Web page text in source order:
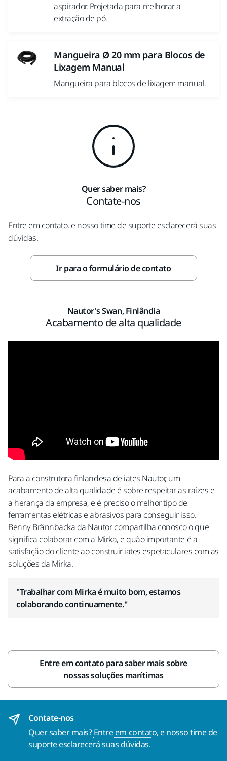
aspirador. Projetada para melhorar a
extração de pó.
Mangueira Ø 20 mm para Blocos de
Lixagem Manual
Mangueira para blocos de lixagem manual.
Quer saber mais?
Contate-nos
Entre em contato, e nosso time de suporte esclarecerá suas
dúvidas.
Ir para o formulário de contato
Nautor's Swan, Finlândia
Acabamento de alta qualidade
Para a construtora finlandesa de iates Nautor, um
acabamento de alta qualidade é sobre respeitar as raízes e
a herança da empresa, e é preciso o melhor tipo de
ferramentas elétricas e abrasivos para conseguir isso.
Benny Brännbacka da Nautor compartilha conosco o que
significa colaborar com a Mirka, e quão importante é a
satisfação do cliente ao construir iates espetaculares com as
soluções da Mirka.
"Trabalhar com Mirka é muito bom, estamos
colaborando continuamente."
Entre em contato para saber mais sobre
nossas soluções marítimas
Contate-nos
Quer saber mais?Entre em contato, e nosso time de
suporte esclarecerá suas dúvidas.